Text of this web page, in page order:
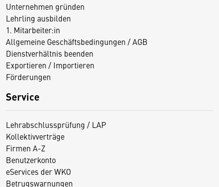
Unternehmen gründen
Lehrling ausbilden
1. Mitarbeiter:in
Allgemeine Geschäftsbedingungen / AGB
Dienstverhältnis beenden
Exportieren / Importieren
Förderungen
Service
Lehrabschlussprüfung / LAP
Kollektivverträge
Firmen A-Z
Benutzerkonto
eServices der WKO
Betrugswarnungen